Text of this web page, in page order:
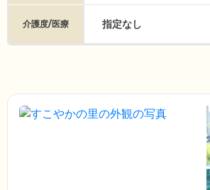
介護度/医療 指定なし